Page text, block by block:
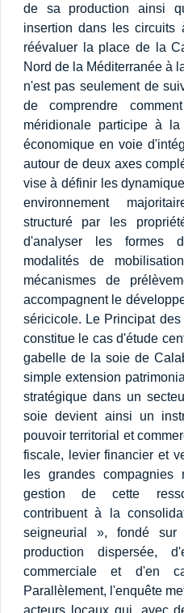
de sa production ainsi
insertion dans les circuits
réévaluer la place de la
Nord de la Méditerranée à
n'est pas seulement de
de comprendre
méridionale participe à
économique en voie
autour de deux axes
vise à définir les
environnement
structuré par les
d'analyser les formes
modalités de
mécanismes de
accompagnent le
séricicole. Le Principat
constitue le cas d'étude
gabelle de la soie de
simple extension
stratégique dans un
soie devient ainsi un
pouvoir territorial et
fiscale, levier financier et
les grandes
gestion de cette
contribuent à la
seigneurial », fondé
production dispersée,
commerciale et d'en
Parallèlement, l'enquête